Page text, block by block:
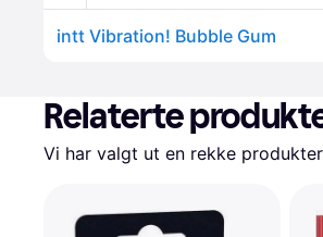
intt Vibration! Bubble Gum
Relaterte
Vi har valgt ut en rekke